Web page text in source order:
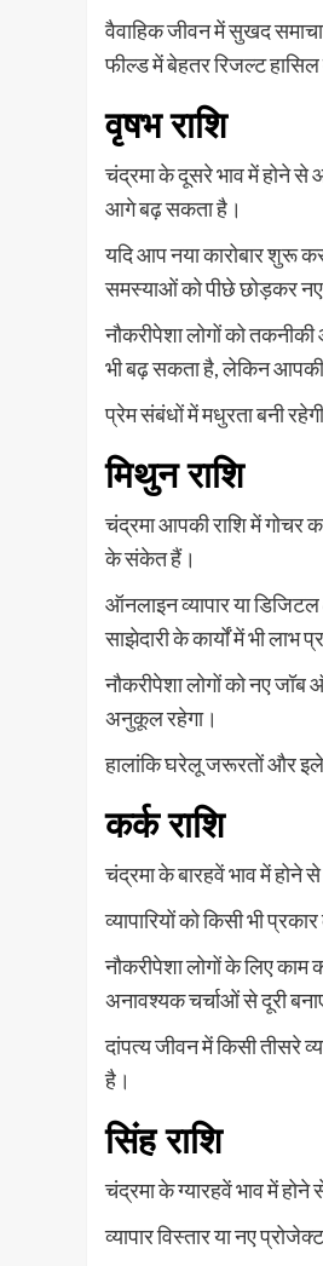
वैवाहिक जीवन में सुखद
फील्ड में बेहतर रिजल्ट
वृषभ राशि
चंद्रमा के दूसरे भाव में होने से
आगे बढ़ सकता है।
यदि आप नया कारोबार शुरू
समस्याओं को पीछे छोड़कर नए
नौकरीपेशा लोगों को
भी बढ़ सकता है, लेकिन आपकी
प्रेम संबंधों में मधुरता बनी
मिथुन राशि
चंद्रमा आपकी राशि में गोचर
के संकेत हैं।
ऑनलाइन व्यापार या
साझेदारी के कार्यों में भी लाभ
नौकरीपेशा लोगों को नए
अनुकूल रहेगा।
हालांकि घरेलू जरूरतों और
कर्क राशि
चंद्रमा के बारहवें भाव में
व्यापारियों को किसी भी
नौकरीपेशा लोगों के लिए
अनावश्यक चर्चाओं से दूरी
दांपत्य जीवन में किसी तीसरे
है।
सिंह राशि
चंद्रमा के ग्यारहवें भाव में
व्यापार विस्तार या नए